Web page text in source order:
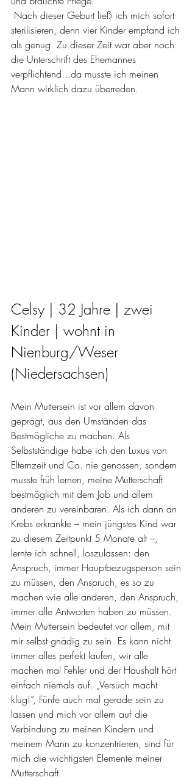
sterilisieren, denn vier Kinder empfand ich
als genug. Zu dieser Zeit war aber noch
die Unterschrift des Ehemannes
verpflichtend...da musste ich meinen
Mann wirklich dazu überreden.
Celsy | 32 Jahre | zwei
Kinder | wohnt in
Nienburg/Weser
(Niedersachsen)
Mein Muttersein ist vor allem davon
geprägt, aus den Umständen das
Bestmögliche zu machen. Als
Selbstständige habe ich den Luxus von
Elternzeit und Co. nie genossen, sondern
musste früh lernen, meine Mutterschaft
bestmöglich mit dem Job und allem
anderen zu vereinbaren. Als ich dann an
Krebs erkrankte – mein jüngstes Kind war
zu diesem Zeitpunkt 5 Monate alt –,
lernte ich schnell, loszulassen: den
Anspruch, immer Hauptbezugsperson sein
zu müssen, den Anspruch, es so zu
machen wie alle anderen, den Anspruch,
immer alle Antworten haben zu müssen.
Mein Muttersein bedeutet vor allem, mit
mir selbst gnädig zu sein. Es kann nicht
immer alles perfekt laufen, wir alle
machen mal Fehler und der Haushalt hört
einfach niemals auf. „Versuch macht
klug!”, Fünfe auch mal gerade sein zu
lassen und mich vor allem auf die
Verbindung zu meinen Kindern und
meinem Mann zu konzentrieren, sind für
mich die wichtigsten Elemente meiner
Mutterschaft.